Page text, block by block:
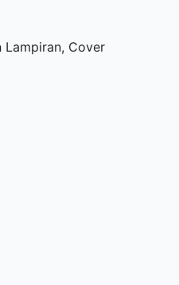
Lampiran, Cover